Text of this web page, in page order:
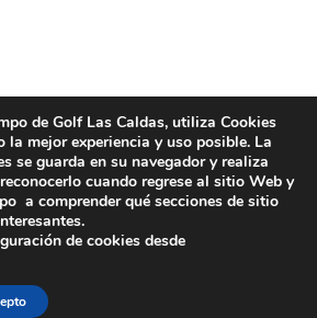
LAS CALDAS -
de Golf Las Caldas, utiliza Cookies
la mejor experiencia y uso posible. La
se guarda en su navegador y realiza
cuando regrese al sitio Web y
a comprender qué secciones de sitio
de cookies desde